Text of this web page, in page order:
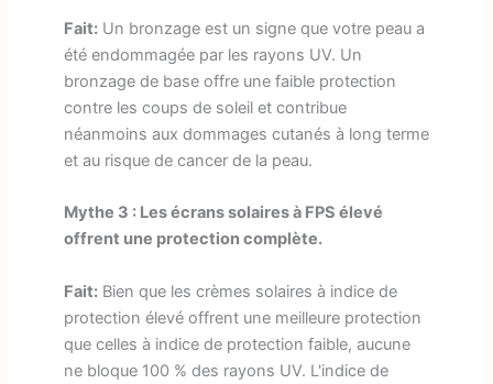
Fait:Un bronzage est un signe que votre peau a
été endommagée par les rayons UV. Un
bronzage de base offre une faible protection
contre les coups de soleil et contribue
néanmoins aux dommages cutanés à long terme
et au risque de cancer de la peau.
Mythe 3 : Les écrans solaires à FPS élevé
offrent une protection complète.
Fait:Bien que les crèmes solaires à indice de
protection élevé offrent une meilleure protection
que celles à indice de protection faible, aucune
ne bloque 100 % des rayons UV. L'indice de